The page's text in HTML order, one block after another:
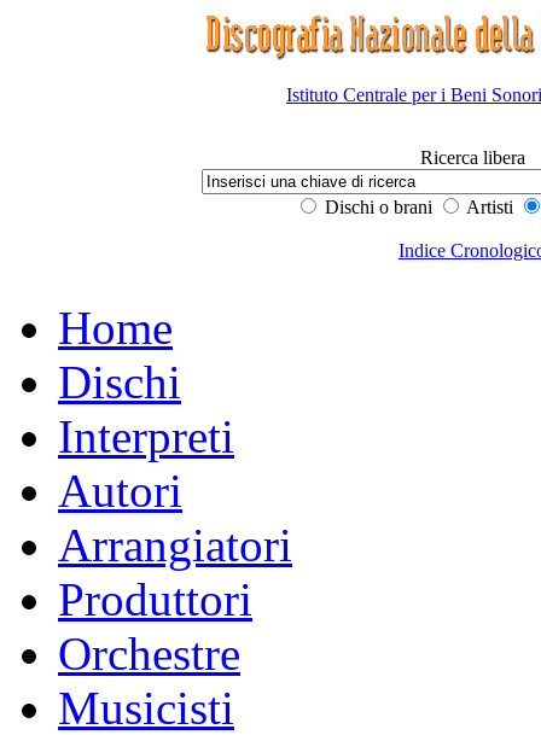
Istituto Centrale per i Beni
Ricerca libera
Dischi o brani Artisti
Indice
Home
Dischi
Interpreti
Autori
Arrangiatori
Produttori
Orchestre
Musicisti